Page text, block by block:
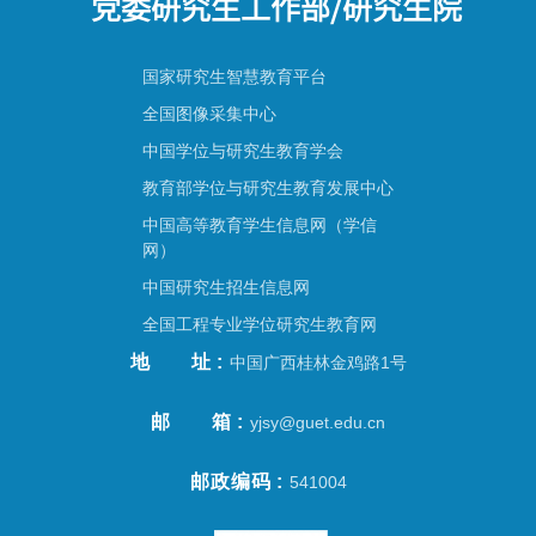
国家研究生智慧教育平台
全国图像采集中心
中国学位与研究生教育学会
教育部学位与研究生教育发展中心
中国高等教育学生信息网（学信
网）
中国研究生招生信息网
全国工程专业学位研究生教育网
地址 中国广西桂林金鸡路1号
邮箱 yjsy@guet.edu.cn
邮政编码 541004